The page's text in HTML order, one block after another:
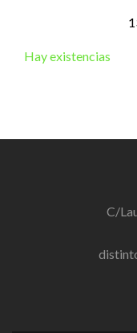
Hay existencias
C/